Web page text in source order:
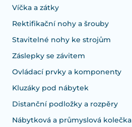
Víčka a zátky
Rektifikační nohy a šrouby
Stavitelné nohy ke strojům
Záslepky se závitem
Ovládací prvky a komponenty
Kluzáky pod nábytek
Distanční podložky a rozpěry
Nábytková a průmyslová kolečka